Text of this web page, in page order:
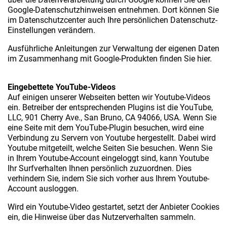
Google-Datenschutzhinweisen entnehmen. Dort können Sie
im Datenschutzcenter auch Ihre persönlichen Datenschutz-
Einstellungen verändern.
Ausführliche Anleitungen zur Verwaltung der eigenen Daten
im Zusammenhang mit Google-Produkten finden Sie hier.
Eingebettete YouTube-Videos
Auf einigen unserer Webseiten betten wir Youtube-Videos
ein. Betreiber der entsprechenden Plugins ist die YouTube,
LLC, 901 Cherry Ave., San Bruno, CA 94066, USA. Wenn Sie
eine Seite mit dem YouTube-Plugin besuchen, wird eine
Verbindung zu Servern von Youtube hergestellt. Dabei wird
Youtube mitgeteilt, welche Seiten Sie besuchen. Wenn Sie
in Ihrem Youtube-Account eingeloggt sind, kann Youtube
Ihr Surfverhalten Ihnen persönlich zuzuordnen. Dies
verhindern Sie, indem Sie sich vorher aus Ihrem Youtube-
Account ausloggen.
Wird ein Youtube-Video gestartet, setzt der Anbieter Cookies
ein, die Hinweise über das Nutzerverhalten sammeln.